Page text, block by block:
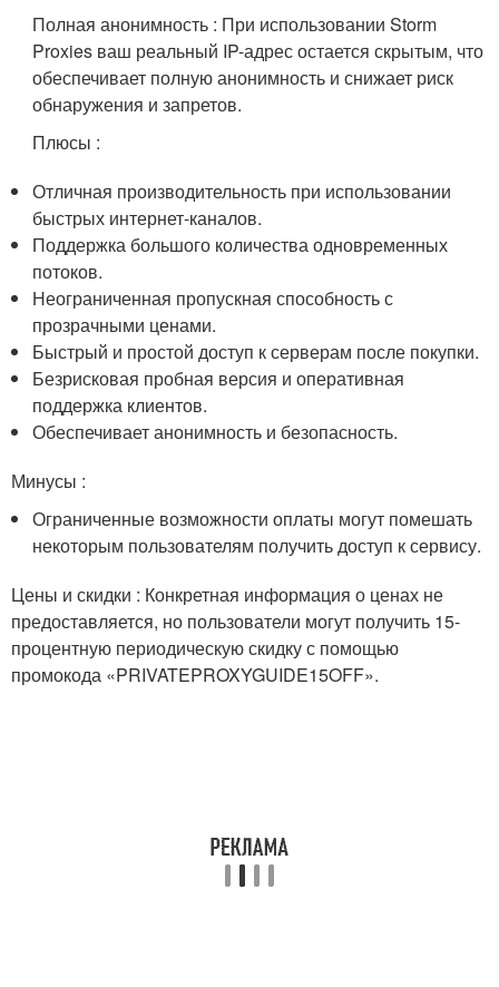
Полная анонимность : При использовании Storm
Proxies ваш реальный IP-адрес остается скрытым, что
обеспечивает полную анонимность и снижает риск
обнаружения и запретов.
Плюсы :
Отличная производительность при использовании
быстрых интернет-каналов.
Поддержка большого количества одновременных
потоков.
Неограниченная пропускная способность с
прозрачными ценами.
Быстрый и простой доступ к серверам после покупки.
Безрисковая пробная версия и оперативная
поддержка клиентов.
Обеспечивает анонимность и безопасность.
Минусы :
Ограниченные возможности оплаты могут помешать
некоторым пользователям получить доступ к сервису.
Цены и скидки : Конкретная информация о ценах не
предоставляется, но пользователи могут получить 15-
процентную периодическую скидку с помощью
промокода «PRIVATEPROXYGUIDE15OFF».